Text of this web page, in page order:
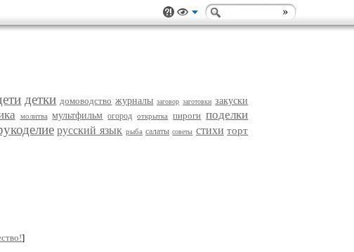
детки домоводство журналы заговор заготовки закуски
молитва мультфильм огород открытка пироги поделки
русский язык рыба салаты советы стихи торт
]